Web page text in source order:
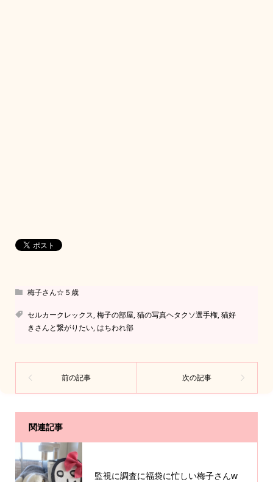
梅子さん☆５歳
セルカークレックス,梅子の部屋,猫の写真ヘタクソ選手権,猫好
きさんと繋がりたい,はちわれ部
関連記事
監視に調査に福袋に忙しい梅子さんw